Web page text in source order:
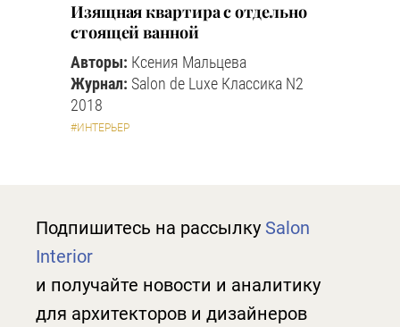
Изящная квартира с отдельно
стоящей ванной
Авторы: Ксения Мальцева
Журнал: Salon de Luxe Классика N2
2018
#ИНТЕРЬЕР
Подпишитесь на рассылку Salon
Interior
и получайте новости и аналитику
для архитекторов и дизайнеров